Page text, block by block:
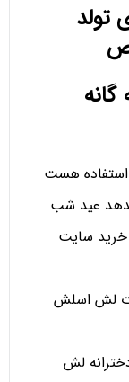
تولد
هست
عید شب
خرید سایت
لش اسلش
لش